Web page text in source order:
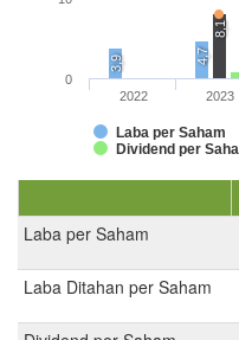
3,9 4,7
8,1
Laba per Saham
Dividend per
2022 2023
0
Laba per Saham
Laba Ditahan per Saham